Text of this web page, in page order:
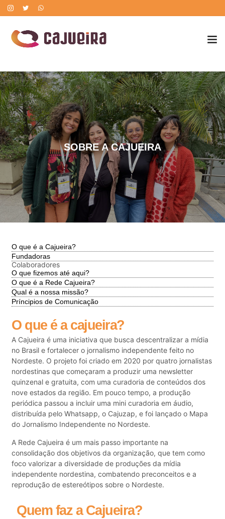
SOBRE A CAJUEIRA
O que é a Cajueira?
Fundadoras
Colaboradores
O que fizemos até aqui?
O que é a Rede Cajueira?
Qual é a nossa missão?
Príncipios de Comunicação
O que é a cajueira?
A Cajueira é uma iniciativa que busca descentralizar a mídia
no Brasil e fortalecer o jornalismo independente feito no
Nordeste. O projeto foi criado em 2020 por quatro jornalistas
nordestinas que começaram a produzir uma newsletter
quinzenal e gratuita, com uma curadoria de conteúdos dos
nove estados da região. Em pouco tempo, a produção
periódica passou a incluir uma mini curadoria em áudio,
distribuída pelo Whatsapp, o Cajuzap, e foi lançado o Mapa
do Jornalismo Independente no Nordeste.
A Rede Cajueira é um mais passo importante na
consolidação dos objetivos da organização, que tem como
foco valorizar a diversidade de produções da mídia
independente nordestina, combatendo preconceitos e a
reprodução de estereótipos sobre o Nordeste.
Quem faz a Cajueira?